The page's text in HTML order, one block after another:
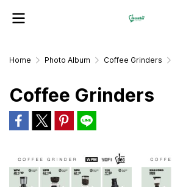
Home Photo Album Coffee Grinders
Coffee Grinders